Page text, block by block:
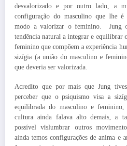
desvalorizado e por outro lado, a
configuração do masculino que lhe é
modo a valorizar o feminino. Jung
tendência natural a integrar e equilibrar
feminino que compõem a experiência
sizígia (a união do masculino e
que deveria ser valorizada.
Acredito que por mais que Jung
perceber que o psiquismo visa a
equilibrada do masculino e
cultura ainda falava alto demais, a
possível vislumbrar outros
ainda temos configurações de anima e